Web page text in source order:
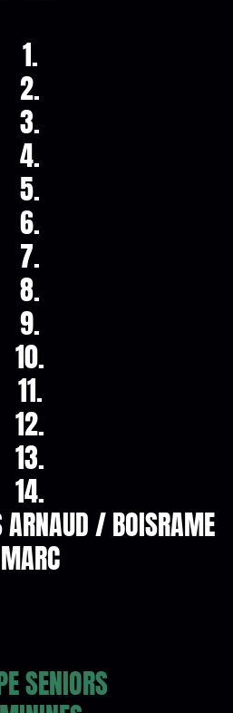
1.
2.
3.
4.
5.
6.
7.
8.
9.
10.
11.
12.
13.
14.
ARNAUD / BOISRAME
MARC
SENIORS